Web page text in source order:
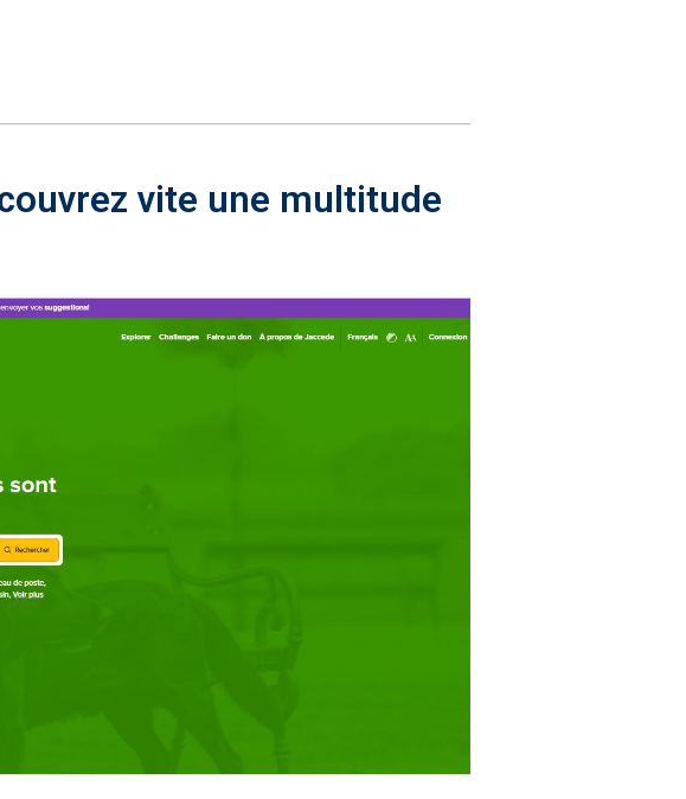
vite une multitude